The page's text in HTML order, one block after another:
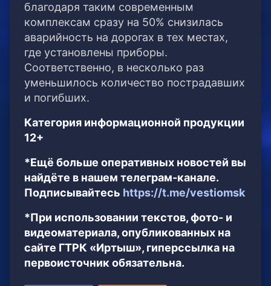
благодаря таким современным
комплексам сразу на 50% снизилась
аварийность на дорогах в тех местах,
где установлены приборы.
Соответственно, в несколько раз
уменьшилось количество пострадавших
и погибших.
Категория информационной продукции
12+
*Ещё больше оперативных новостей вы
найдёте в нашем телеграм-канале.
Подписывайтесь https://t.me/vestiomsk
*При использовании текстов, фото- и
видеоматериала, опубликованных на
сайте ГТРК «Иртыш», гиперссылка на
первоисточник обязательна.